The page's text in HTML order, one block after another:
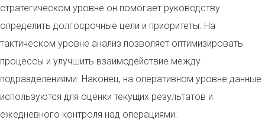
стратегическом уровне он помогает руководству
определить долгосрочные цели и приоритеты. На
тактическом уровне анализ позволяет оптимизировать
процессы и улучшить взаимодействие между
подразделениями. Наконец, на оперативном уровне данные
используются для оценки текущих результатов и
ежедневного контроля над операциями.